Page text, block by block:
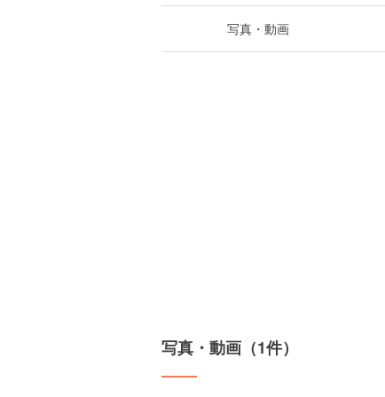
写真・動画
写真・動画（1件）